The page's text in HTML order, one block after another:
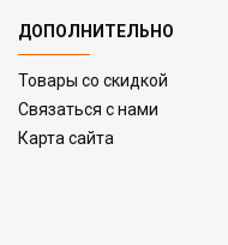
ДОПОЛНИТЕЛЬНО
Товары со скидкой
Связаться с нами
Карта сайта